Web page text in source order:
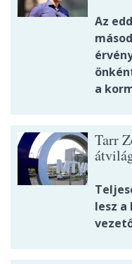
Az
a
Tarr
lesz a